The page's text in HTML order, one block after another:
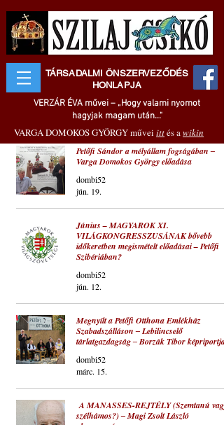
TÁRSADALMI ÖNSZERVEZŐDÉS
HONLAPJA
VERZÁR ÉVA művei – „Hogy valami nyomot
hagyjak magam után..."
VARGA DOMOKOS GYÖRGY művei ittés awikin
Petőfi Sándor a mélyállam fogságában ‒
Varga Domokos György előadása
dombi52
jún. 19.
Június – MAGYAROK XI.
VILÁGKONGRESSZUSÁNAK bővebb
időkeretben megismételt előadásai – Petőfi
Szibériában?
dombi52
jún. 12.
Megnyílt a Petőfi Otthona Emlékház
Szabadszálláson ‒ Lebilincselő
tárlatgazdagság ‒ Borzák Tibor képriportja
dombi52
márc. 15.
A MANASSES-REJTÉLY (Szemtanú vagy
szélhámos?) ‒ Magi Zsolt László